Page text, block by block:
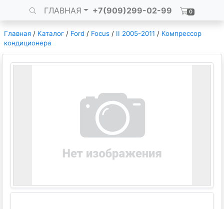
ГЛАВНАЯ +7(909)299-02-99 0
Главная / Каталог / Ford / Focus / II 2005-2011 / Компрессор
кондиционера